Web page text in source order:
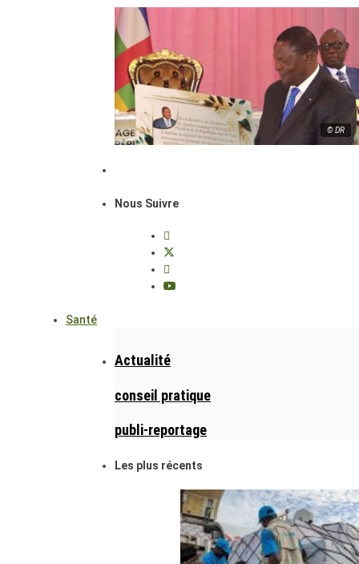
© DR
Nous Suivre
Santé
Actualité
conseil pratique
publi-reportage
Les plus récents